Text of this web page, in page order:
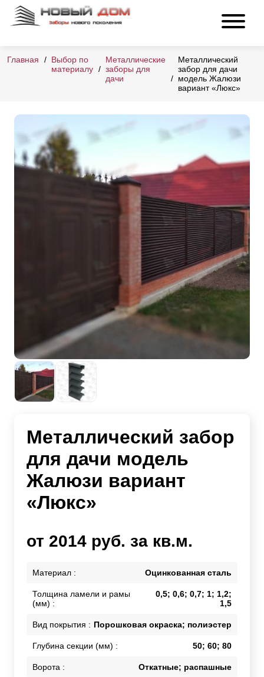
Главная
Выбор по
материалу
Металлические
заборы для
дачи
Металлический
забор для дачи
модель Жалюзи
вариант «Люкс»
Металлический забор
для дачи модель
Жалюзи вариант
«Люкс»
от 2014 руб. за кв.м.
Материал : Оцинкованная сталь
Толщина ламели и рамы
(мм) :
0,5; 0,6; 0,7; 1; 1,2;
1,5
Вид покрытия : Порошковая окраска; полиэстер
Глубина секции (мм) : 50; 60; 80
Ворота : Откатные; распашные